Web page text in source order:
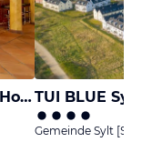
Strandhotel Sylt, BW Collection Hotel by Best WesternTUI BLUE Sylt
Gemeinde Sylt